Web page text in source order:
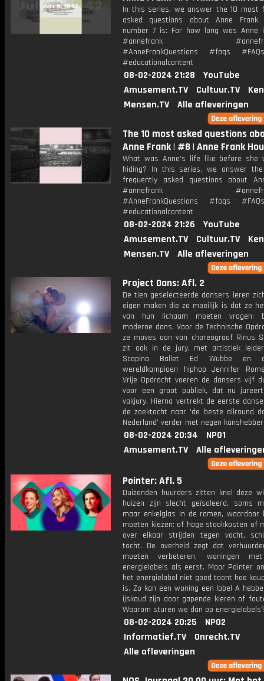
In this series, we answer the 10 most
asked questions about Anne Frank.
number 7 is: For how long was Anne
#annefrank
#AnneFrankQuestions #faqs
#educationalcontent
08-02-2024 21:28
YouTube
Amusement.TV
Cultuur.TV
Mensen.TV
Alle afleveringen
The 10 most asked questions
Anne Frank | #8 | Anne Frank
What was Anne’s life like before she
hiding? In this series, we answer
frequently asked questions about
#annefrank
#AnneFrankQuestions #faqs
#educationalcontent
08-02-2024 21:26
YouTube
Amusement.TV
Cultuur.TV
Mensen.TV
Alle afleveringen
Project Dans: Afl. 2
De tien geselecteerde dansers leren
eigen maken die zo moeilijk is dat ze
van hun lichaam moeten vragen:
moderne dans. Voor de Technische
ze moves aan van choreograaf Rinus
zit ook in de jury, met artistiek
Scapino Ballet Ed Wubbe en
wereldkampioen hiphop Jennifer
Vrije Opdracht voeren de dansers vijf
voor een groot publiek, dat nu
vakjury. Hierna vertrekt de eerste
de zoektocht naar 'de beste allround
Nederland' verder met negen
08-02-2024 20:34
NPO1
Amusement.TV
Alle
Pointer: Afl. 5
Duizenden huurders zitten knel deze
huizen zijn slecht geïsoleerd, soms
maar enkelglas in de ramen, waardoor
moeten kiezen: of hoge stookkosten of
over elkaar strijden tegen vocht,
tocht. De overheid zegt dat
moeten verbeteren, woningen
energielabels als eerst. Maar Pointer
het energielabel niet goed toont hoe
is. Zo kan een woning een label A
ijskoud zijn door gapende kieren of
Waarom sturen we dan op
08-02-2024 20:25
NPO2
Informatief.TV
Onrecht.TV
Alle afleveringen